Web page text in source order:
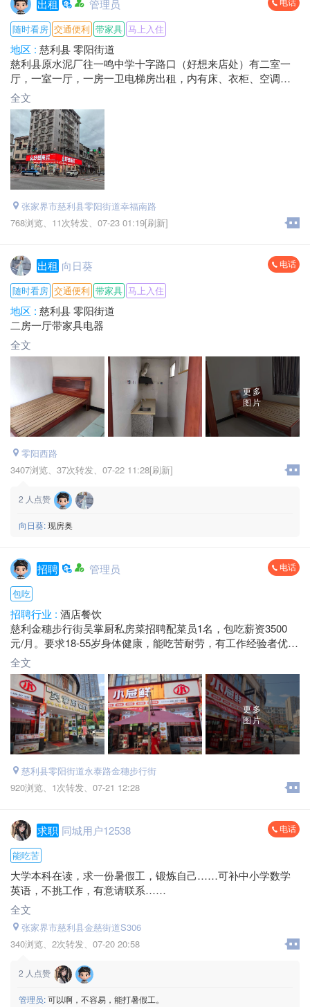
出租 管理员
随时看房 交通便利 带家具 马上入住
地区 : 慈利县 零阳街道
慈利县原水泥厂往一鸣中学十字路口（好想来店处）有二室一
厅，一室一厅，一房一卫电梯房出租，内有床、衣柜、空调、
抽油烟机、天燃气等，外有监控，居住环境舒适、安全，可拎
包入住，房租面谈，是居家、小孩上学的最佳选择。
联系电话：*****3325
*****5558
全文
张家界市慈利县零阳街道幸福南路
768浏览、 11次转发、 07-23 01:19[刷新]
出租 向日葵 电话
随时看房 交通便利 带家具 马上入住
地区 : 慈利县 零阳街道
二房一厅带家具电器
全文
更多
图片
零阳西路
3407浏览、 37次转发、 07-22 11:28[刷新]
2 人点赞
向日葵:现房奥
招聘 管理员 电话
包吃
招聘行业 : 酒店餐饮
慈利金穗步行街吴掌厨私房菜招聘配菜员1名，包吃薪资3500
元/月。要求18-55岁身体健康，能吃苦耐劳，有工作经验者优
先，欢迎直接来店面试。
地址：慈利金穗步行街吴掌厨私房菜
电话：*****7858 唐总
全文
更多
图片
慈利县零阳街道永泰路金穗步行街
920浏览、 1次转发、 07-21 12:28
求职 同城用户12538 电话
能吃苦
大学本科在读，求一份暑假工，锻炼自己……可补中小学数学
英语，不挑工作，有意请联系……
全文
张家界市慈利县金慈街道S306
340浏览、 2次转发、 07-20 20:58
2 人点赞
管理员:可以啊，不容易，能打暑假工。